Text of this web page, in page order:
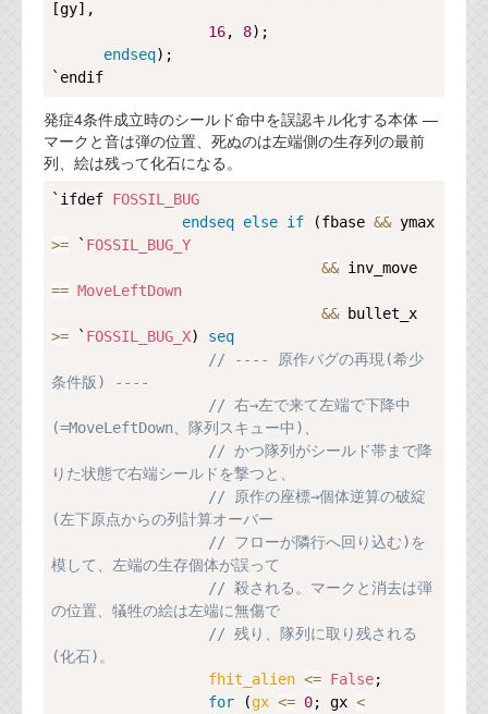
[gy],
16, 8);
endseq);
発症4条件成立時のシールド命中を誤認キル化する本体 —
マークと音は弾の位置、死ぬのは左端側の生存列の最前
列、絵は残って化石になる。
`ifdef FOSSIL_BUG
endseq else if (fbase &&
>= ` FOSSIL_BUG_Y
&&
== MoveLeftDown
&&
>= ` FOSSIL_BUG_X) seq
// ---- 原作バグの再現(希少
// 右→左で来て左端で下降中
// かつ隊列がシールド帯まで降
// 原作の座標→個体逆算の破綻
// フローが隣行へ回り込む)を
// 殺される。マークと消去は弾
// 残り、隊列に取り残される
fhit_alien <= False;
for (gx <= 0; gx <